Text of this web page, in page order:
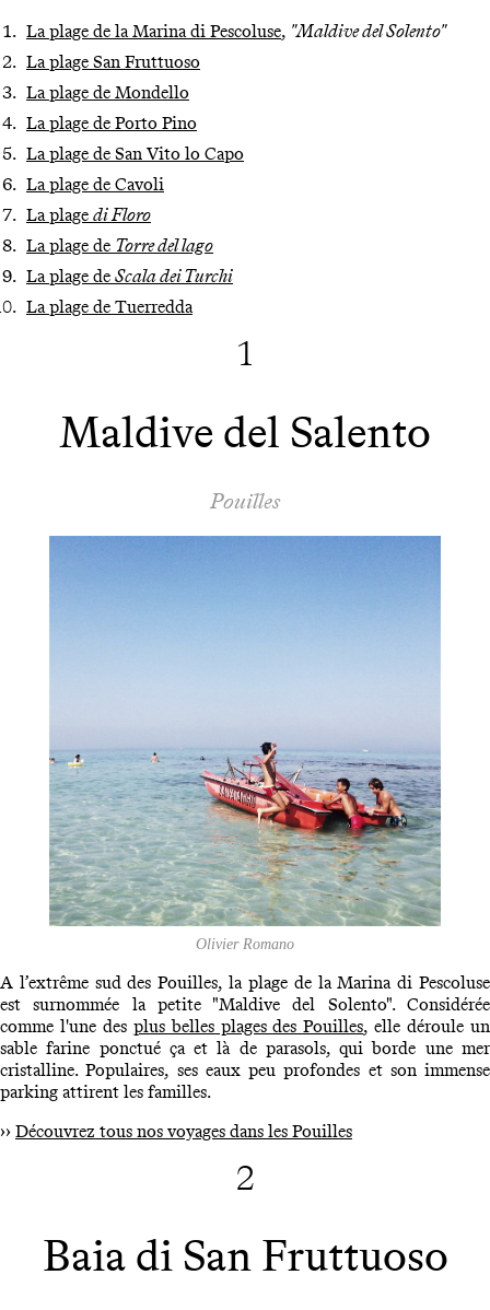
La plage de la Marina di Pescoluse, "Maldive del Solento"
La plage San Fruttuoso
La plage de Mondello
La plage de Porto Pino
La plage de San Vito lo Capo
La plage de Cavoli
La plage di Floro
La plage de Torre del lago
La plage de Scala dei Turchi
La plage de Tuerredda
1
Maldive del Salento
Pouilles
Olivier Romano
A l’extrême sud des Pouilles, la plage de la Marina di Pescoluse
est surnommée la petite "Maldive del Solento". Considérée
comme l'une des plus belles plages des Pouilles, elle déroule un
sable farine ponctué ça et là de parasols, qui borde une mer
cristalline. Populaires, ses eaux peu profondes et son immense
parking attirent les familles.
›› Découvrez tous nos voyages dans les Pouilles
2
Baia di San Fruttuoso